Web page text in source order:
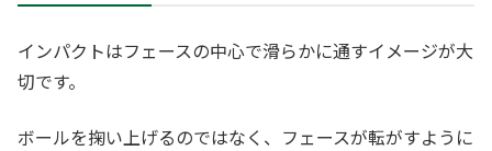
インパクトはフェースの中心で滑らかに通すイメージが大
切です。
ボールを掬い上げるのではなく、フェースが転がすように